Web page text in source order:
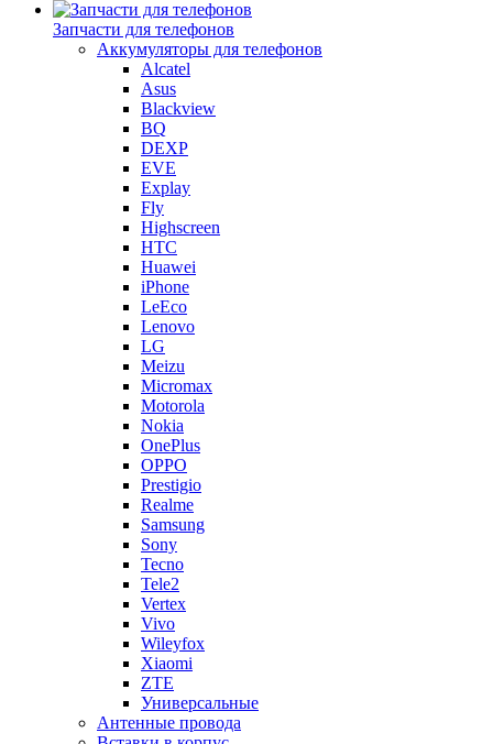
Запчасти для телефонов
Аккумуляторы для телефонов
Alcatel
Asus
Blackview
BQ
DEXP
EVE
Explay
Fly
Highscreen
HTC
Huawei
iPhone
LeEco
Lenovo
LG
Meizu
Micromax
Motorola
Nokia
OnePlus
OPPO
Prestigio
Realme
Samsung
Sony
Tecno
Tele2
Vertex
Vivo
Wileyfox
Xiaomi
ZTE
Универсальные
Антенные провода